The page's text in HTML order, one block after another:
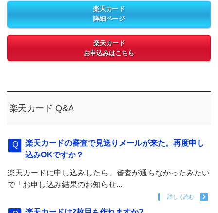
楽天カード
詳細ページ
楽天カード
お申込みはこちら
楽天カード Q&A
楽天カードの審査で見送りメールが来た。再度申し
込みOKですか？
楽天カードに申し込みしたら、審査が通らなかったみたい
で「お申し込み結果のお知らせ...
詳しく読む